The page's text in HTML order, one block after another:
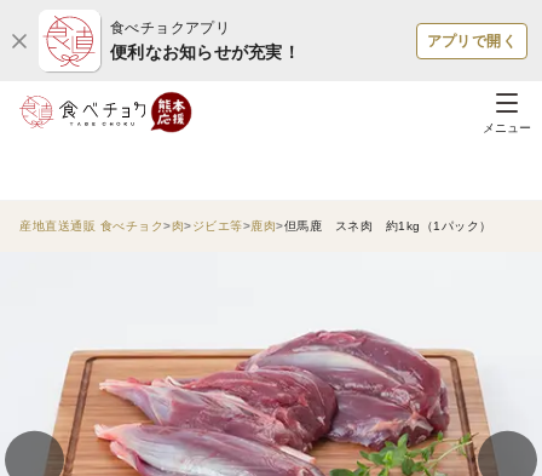
食べチョクアプリ
便利なお知らせが充実！
アプリで開く
メニュー
産地直送通販 食べチョク 肉 ジビエ等 鹿肉 但馬鹿 スネ肉 約1kg（1パック）